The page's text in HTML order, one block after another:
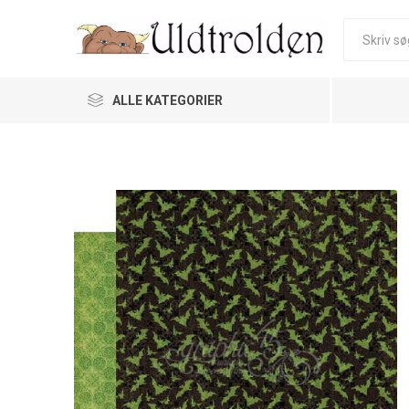
ALLE KATEGORIER